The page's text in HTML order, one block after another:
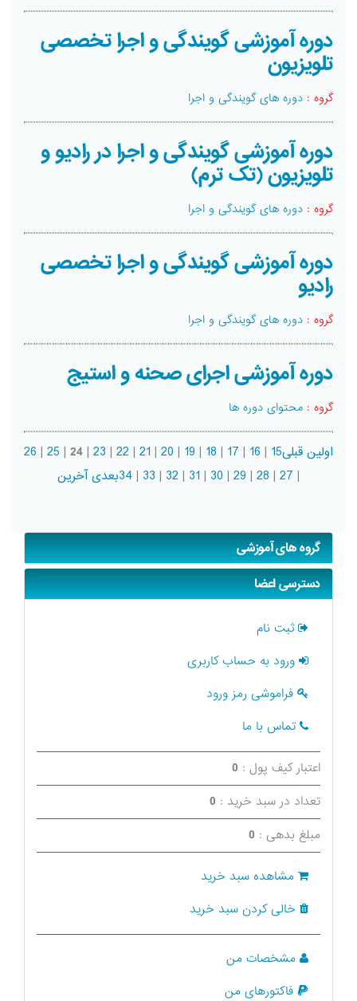
دوره آموزشی گویندگی و اجرا تخصصی
تلویزیون
گروه : دوره های گویندگی و اجرا
دوره آموزشی گویندگی و اجرا در رادیو و
تلویزیون (تک ترم)
گروه : دوره های گویندگی و اجرا
دوره آموزشی گویندگی و اجرا تخصصی
رادیو
گروه : دوره های گویندگی و اجرا
دوره آموزشی اجرای صحنه و استیج
گروه : محتوای دوره ها
اولین قبلی15
|
16
|
17
|
18
|
19
|
20
|
21
|
22
|
23
|
24
|
25
|
26
|
27
|
28
|
29
|
30
|
31
|
32
|
33
|
34بعدی آخرین
گروه های آموزشی
دسترسی اعضا
ثبت نام
ورود به حساب کاربری
فراموشی رمز ورود
تماس با ما
اعتبار کیف پول : 0
تعداد در سبد خرید : 0
مبلغ بدهی : 0
مشاهده سبد خرید
خالی کردن سبد خرید
مشخصات من
فاکتورهای من